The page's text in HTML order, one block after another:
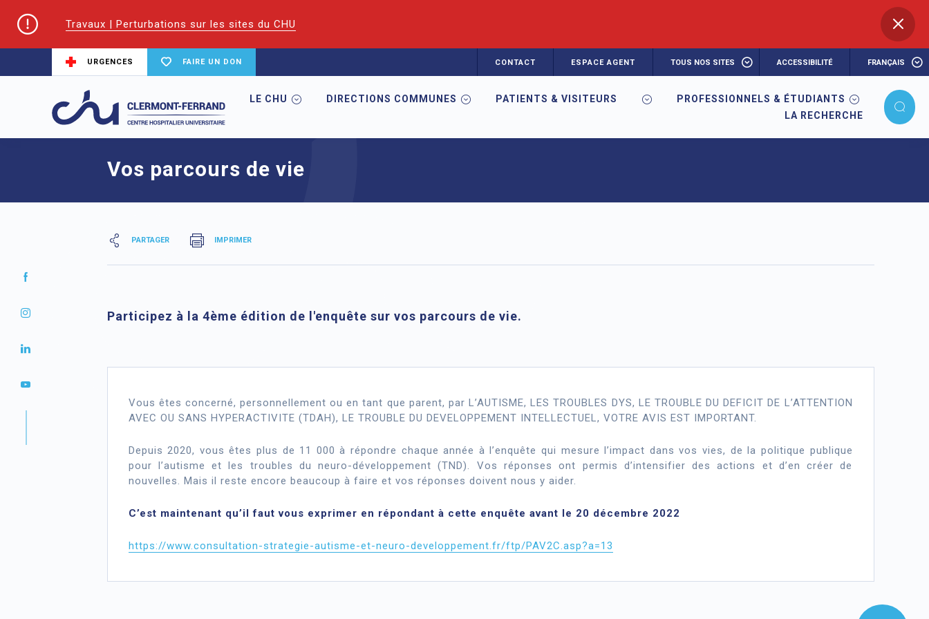
Travaux | Perturbations sur les sites du CHU
URGENCES FAIRE UN DON CONTACT ESPACE AGENT TOUS NOS SITES ACCESSIBILITÉ FRANÇAIS
LE CHU DIRECTIONS COMMUNES PATIENTS & VISITEURS
PROFESSIONNELS & ÉTUDIANTS
LA RECHERCHE
Accueil Trouver un service du CHU Le CRA en Auvergne Vos parcours de vie
Vos parcours de vie
PARTAGER IMPRIMER
Participez à la 4ème édition de l'enquête sur vos parcours de vie.
Vous êtes concerné, personnellement ou en tant que parent, par L’AUTISME, LES TROUBLES DYS, LE TROUBLE DU DEFICIT DE L’ATTENTION
AVEC OU SANS HYPERACTIVITE (TDAH), LE TROUBLE DU DEVELOPPEMENT INTELLECTUEL, VOTRE AVIS EST IMPORTANT.
Depuis 2020, vous êtes plus de 11 000 à répondre chaque année à l’enquête qui mesure l’impact dans vos vies, de la politique publique
pour l’autisme et les troubles du neuro-développement (TND). Vos réponses ont permis d’intensifier des actions et d’en créer de
nouvelles. Mais il reste encore beaucoup à faire et vos réponses doivent nous y aider.
C’est maintenant qu’il faut vous exprimer en répondant à cette enquête avant le 20 décembre 2022
https://www.consultation-strategie-autisme-et-neuro-developpement.fr/ftp/PAV2C.asp?a=13